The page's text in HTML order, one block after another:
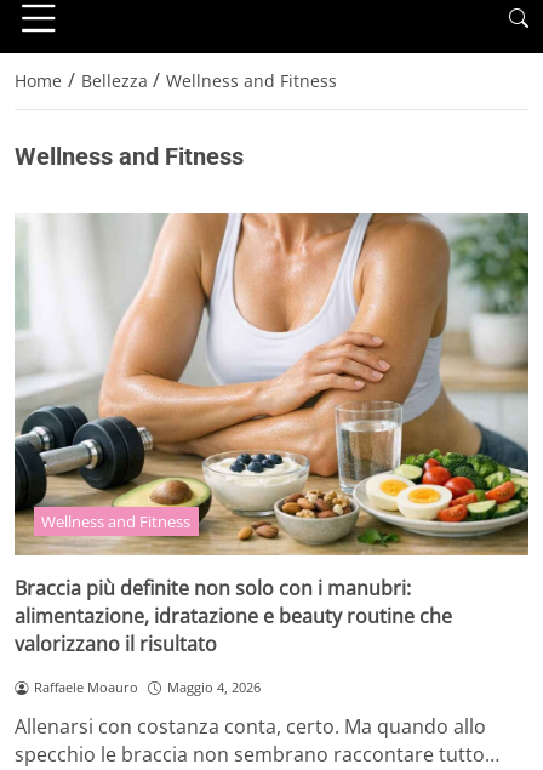
Home / Bellezza / Wellness and Fitness
Wellness and Fitness
Wellness and Fitness
Braccia più definite non solo con i manubri:
alimentazione, idratazione e beauty routine che
valorizzano il risultato
Raffaele Moauro Maggio 4, 2026
Allenarsi con costanza conta, certo. Ma quando allo
specchio le braccia non sembrano raccontare tutto…